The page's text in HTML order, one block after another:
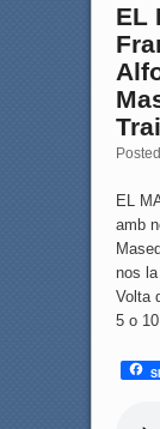
EL
EL
amb
nos
Volta
5 o